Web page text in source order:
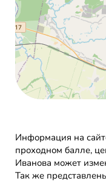
Информация на
проходном балле,
Иванова может
Так же